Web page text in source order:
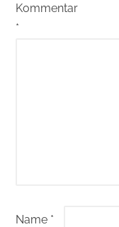
Kommentar
*
Name *